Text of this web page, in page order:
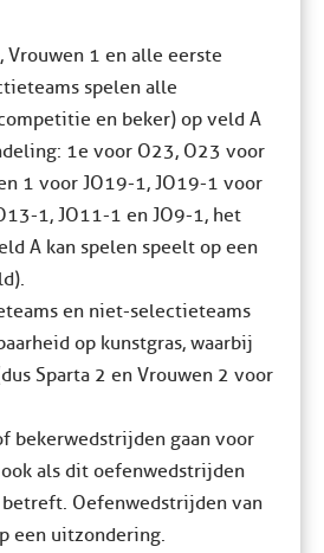
Vrouwen 1 en alle eerste
spelen alle
en beker) op veld A
1e voor O23, O23 voor
1 voor JO19-1, JO19-1 voor
1, JO11-1 en JO9-1, het
A kan spelen speelt op een
en niet-selectieteams
op kunstgras, waarbij
Sparta 2 en Vrouwen 2 voor
bekerwedstrijden gaan voor
als dit oefenwedstrijden
Oefenwedstrijden van
een uitzondering.